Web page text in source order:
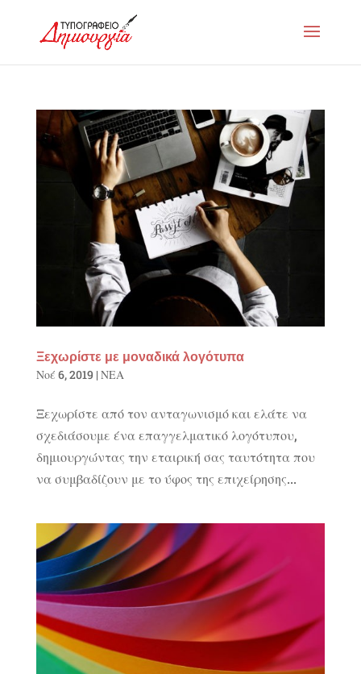
Ξεχωρίστε με μοναδικά λογότυπα
Νοέ 6, 2019 | ΝΕΑ
Ξεχωρίστε από τον ανταγωνισμό και ελάτε να
σχεδιάσουμε ένα επαγγελματικό λογότυπου,
δημιουργώντας την εταιρική σας ταυτότητα που
να συμβαδίζουν με το ύφος της επιχείρησης...